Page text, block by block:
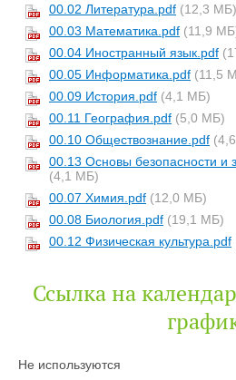
00.02 Литература.pdf (12,3 МБ)
00.03 Математика.pdf (11,9
00.04 Иностранный язык.pdf
00.05 Информатика.pdf (11,5
00.09 История.pdf (4,1 МБ)
00.11 География.pdf (5,0 МБ)
00.10 Обществознание.pdf
00.13 Основы безопасности
(4,1 МБ)
00.07 Химия.pdf (12,0 МБ)
00.08 Биология.pdf (19,1 МБ)
00.12 Физическая культура.pdf
Ссылка на
Не используются